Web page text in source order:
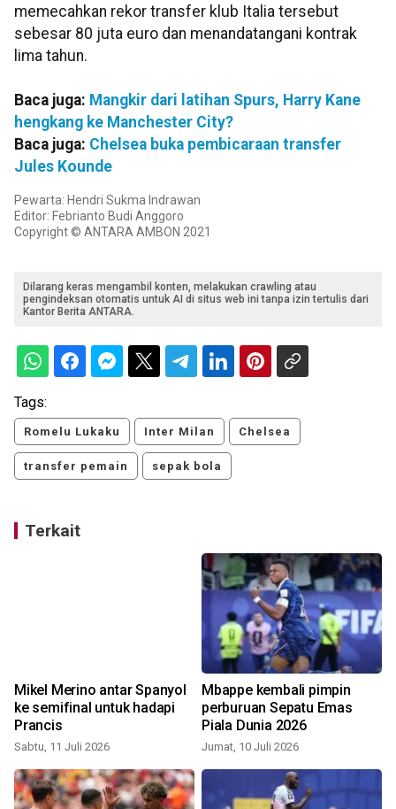
memecahkan rekor transfer klub Italia tersebut
sebesar 80 juta euro dan menandatangani kontrak
lima tahun.
Baca juga: Mangkir dari latihan Spurs, Harry Kane
hengkang ke Manchester City?
Baca juga: Chelsea buka pembicaraan transfer
Jules Kounde
Pewarta: Hendri Sukma Indrawan
Editor: Febrianto Budi Anggoro
Copyright © ANTARA AMBON 2021
Dilarang keras mengambil konten, melakukan crawling atau
pengindeksan otomatis untuk AI di situs web ini tanpa izin tertulis dari
Kantor Berita ANTARA.
Tags:
Romelu Lukaku Inter Milan Chelsea
transfer pemain sepak bola
Terkait
Mikel Merino antar Spanyol
ke semifinal untuk hadapi
Prancis
Sabtu, 11 Juli 2026
Mbappe kembali pimpin
perburuan Sepatu Emas
Piala Dunia 2026
Jumat, 10 Juli 2026